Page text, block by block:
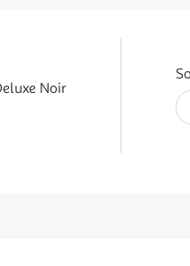
Noir